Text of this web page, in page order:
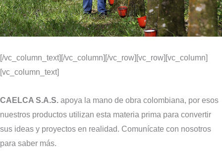
[/vc_column_text][/vc_column][/vc_row][vc_row][vc_column]
[vc_column_text]
CAELCA S.A.S. apoya la mano de obra colombiana, por esos
nuestros productos utilizan esta materia prima para convertir
sus ideas y proyectos en realidad. Comunícate con nosotros
para saber más.